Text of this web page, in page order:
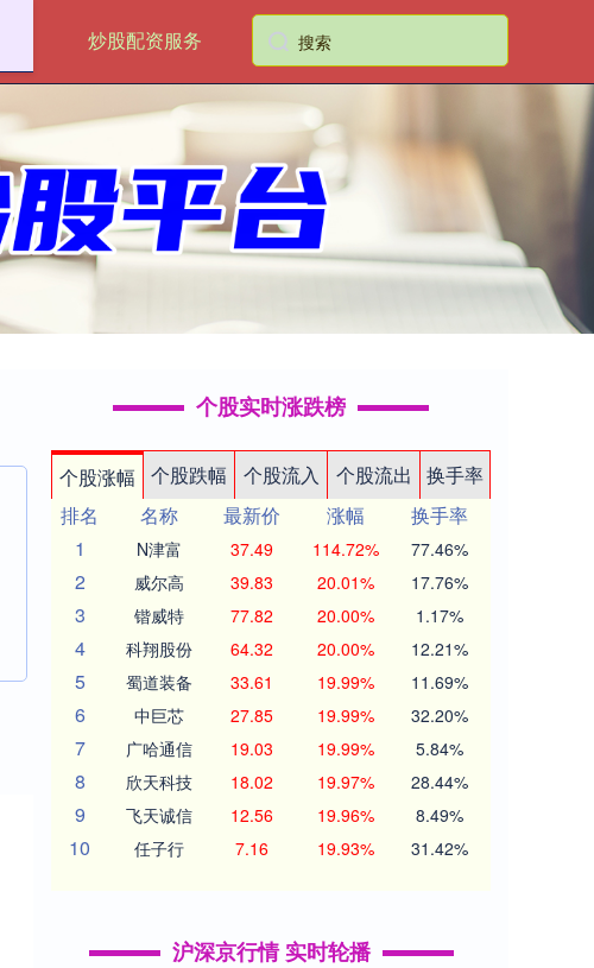
炒股配资服务
个股实时涨跌榜
个股涨幅 个股跌幅 个股流入 个股流出
换手率
排名
名称 最新价 涨幅
换手率
1
N津富 37.49 114.72% 77.46%
2 威尔高 39.83 20.01% 17.76%
3 锴威特 77.82 20.00% 1.17%
4 科翔股份 64.32 20.00% 12.21%
5 蜀道装备 33.61 19.99% 11.69%
6 中巨芯 27.85 19.99% 32.20%
7 广哈通信 19.03 19.99% 5.84%
8 欣天科技 18.02 19.97% 28.44%
9 飞天诚信 12.56 19.96% 8.49%
10 任子行 7.16 19.93% 31.42%
沪深京行情 实时轮播